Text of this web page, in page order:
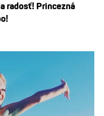
radosť! Princezná